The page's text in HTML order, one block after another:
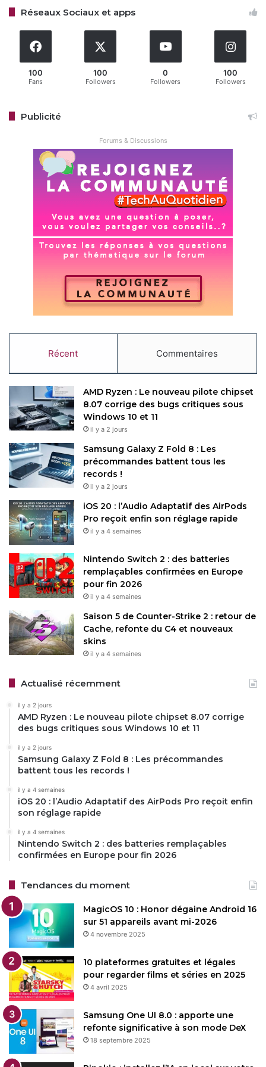
l’accès pour un public plus large. À mesure que la
l’authenticité des médias et la régulation de l’IA générative.
OpenAI Sora
Copy URL
Réseaux Sociaux et apps
100
Fans
100
Followers
0
Followers
100
Followers
Publicité
Forums & Discussions
Récent Commentaires
AMD Ryzen : Le nouveau pilote chipset
8.07 corrige des bugs critiques sous
Windows 10 et 11
il y a 2 jours
Samsung Galaxy Z Fold 8 : Les
précommandes battent tous les
records !
il y a 2 jours
iOS 20 : l’Audio Adaptatif des AirPods
Pro reçoit enfin son réglage rapide
il y a 4 semaines
Nintendo Switch 2 : des batteries
remplaçables confirmées en Europe
pour fin 2026
il y a 4 semaines
Saison 5 de Counter-Strike 2 : retour de
Cache, refonte du C4 et nouveaux
skins
il y a 4 semaines
Actualisé récemment
il y a 2 jours
AMD Ryzen : Le nouveau pilote chipset 8.07 corrige
des bugs critiques sous Windows 10 et 11
il y a 2 jours
Samsung Galaxy Z Fold 8 : Les précommandes
battent tous les records !
il y a 4 semaines
iOS 20 : l’Audio Adaptatif des AirPods Pro reçoit enfin
son réglage rapide
il y a 4 semaines
Nintendo Switch 2 : des batteries remplaçables
confirmées en Europe pour fin 2026
Tendances du moment
MagicOS 10 : Honor dégaine Android 16
sur 51 appareils avant mi-2026
4 novembre 2025
10 plateformes gratuites et légales
pour regarder films et séries en 2025
4 avril 2025
Samsung One UI 8.0 : apporte une
refonte significative à son mode DeX
18 septembre 2025